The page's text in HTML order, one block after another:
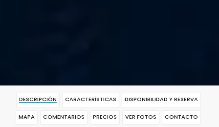
DESCRIPCIÓN CARACTERÍSTICAS DISPONIBILIDAD Y RESERVA
MAPA COMENTARIOS PRECIOS VER FOTOS CONTACTO